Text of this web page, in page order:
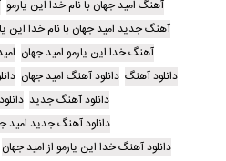
آهنگ امید جهان با نام خدا این یارمو
آهنگ جدید امید جهان با نام خدا این
آهنگ خدا این یارمو امید جهان
دانلود آهنگ دانلود آهنگ امید جهان
دانلود آهنگ جدید
دانلود آهنگ جدید امید
دانلود آهنگ خدا این یارمو از امید جهان